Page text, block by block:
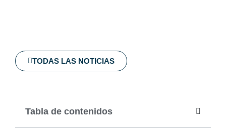
TODAS LAS NOTICIAS
Tabla de contenidos